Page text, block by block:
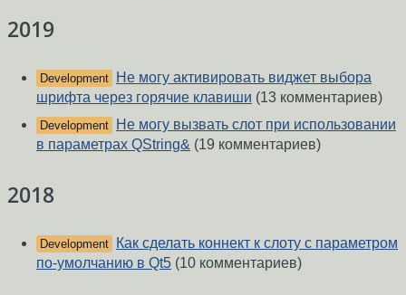
2019
Development
Не могу активировать виджет выбора
шрифта через горячие клавиши (13 комментариев)
Development
Не могу вызвать слот при использовании
в параметрах QString& (19 комментариев)
2018
Development
Как сделать коннект к слоту с параметром
по-умолчанию в Qt5 (10 комментариев)